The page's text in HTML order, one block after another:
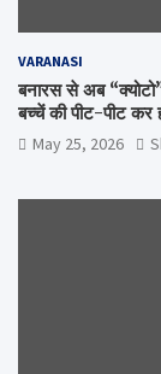
VARANASI
बनारस से अब
बच्चें की पीट-पीट कर
May 25, 2026